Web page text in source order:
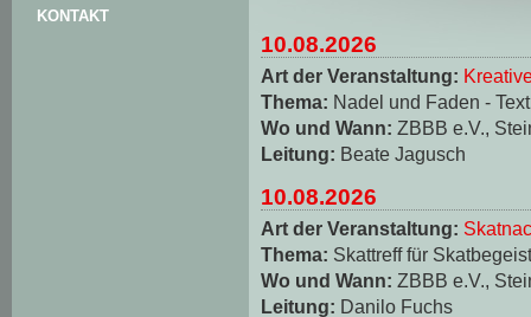
KONTAKT
10.08.2026
Art der Veranstaltung:
Thema: Nadel und Faden -
Wo und Wann: ZBBB e.V.,
Leitung: Beate Jagusch
10.08.2026
Art der Veranstaltung:
Thema: Skattreff für
Wo und Wann: ZBBB e.V.,
Leitung: Danilo Fuchs